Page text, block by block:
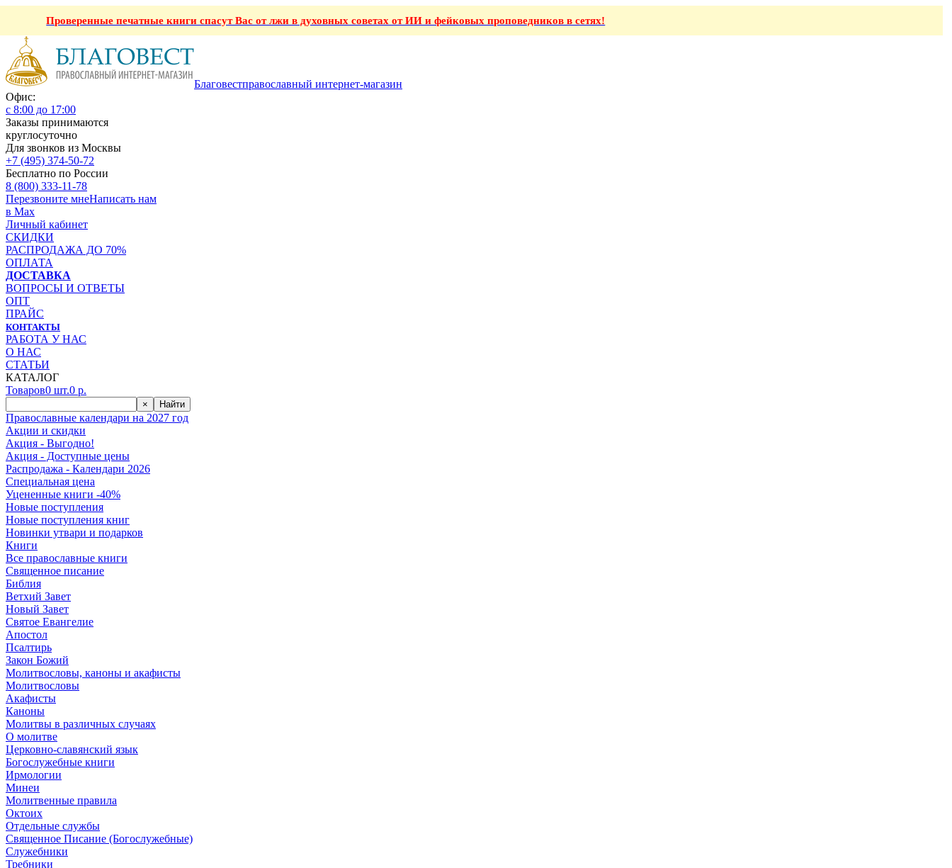
Проверенные печатные книги спасут Вас от лжи в духовных советах от ИИ и фейковых проповедников в сетях!
Благовестправославный интернет-магазин
Офис:
с 8:00 до 17:00
Заказы принимаются
круглосуточно
Для звонков из Москвы
+7 (495) 374-50-72
Бесплатно по России
8 (800) 333-11-78
Перезвоните мнеНаписать нам
в Max
Личный кабинет
СКИДКИ
РАСПРОДАЖА ДО 70%
ОПЛАТА
ДОСТАВКА
ВОПРОСЫ И ОТВЕТЫ
ОПТ
ПРАЙС
КОНТАКТЫ
РАБОТА У НАС
О НАС
СТАТЬИ
КАТАЛОГ
Товаров0 шт.0 р.
× Найти
Православные календари на 2027 год
Акции и скидки
Акция - Выгодно!
Акция - Доступные цены
Распродажа - Календари 2026
Специальная цена
Уцененные книги -40%
Новые поступления
Новые поступления книг
Новинки утвари и подарков
Книги
Все православные книги
Священное писание
Библия
Ветхий Завет
Новый Завет
Святое Евангелие
Апостол
Псалтирь
Закон Божий
Молитвословы, каноны и акафисты
Молитвословы
Акафисты
Каноны
Молитвы в различных случаях
О молитве
Церковно-славянский язык
Богослужебные книги
Ирмологии
Минеи
Молитвенные правила
Октоих
Отдельные службы
Священное Писание (Богослужебные)
Служебники
Требники